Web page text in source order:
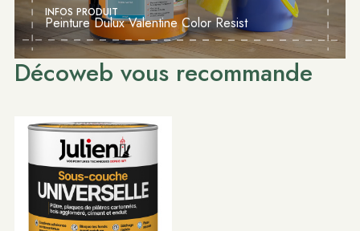
INFOS PRODUIT
Peinture Dulux Valentine Color Resist
Décoweb vous recommande